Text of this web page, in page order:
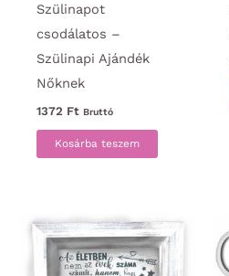
Szülinapot
csodálatos –
Szülinapi Ajándék
Nőknek
1372 Ft Bruttó
Kosárba teszem